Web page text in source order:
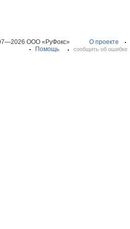
ООО «РуФокс» О проекте
Помощь
сообщить об ошибке